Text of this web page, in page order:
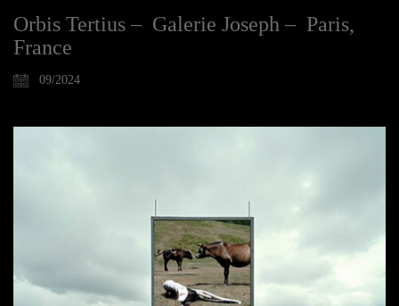
Orbis Tertius – Galerie Joseph – Paris,
France
09/2024